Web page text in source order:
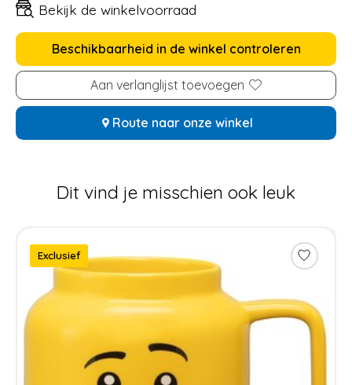
Bekijk de winkelvoorraad
Beschikbaarheid in de winkel controleren
Aan verlanglijst toevoegen
Route naar onze winkel
Dit vind je misschien ook leuk
Exclusief